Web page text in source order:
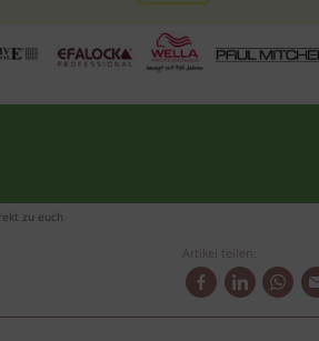
zu euch
Artikel teilen: